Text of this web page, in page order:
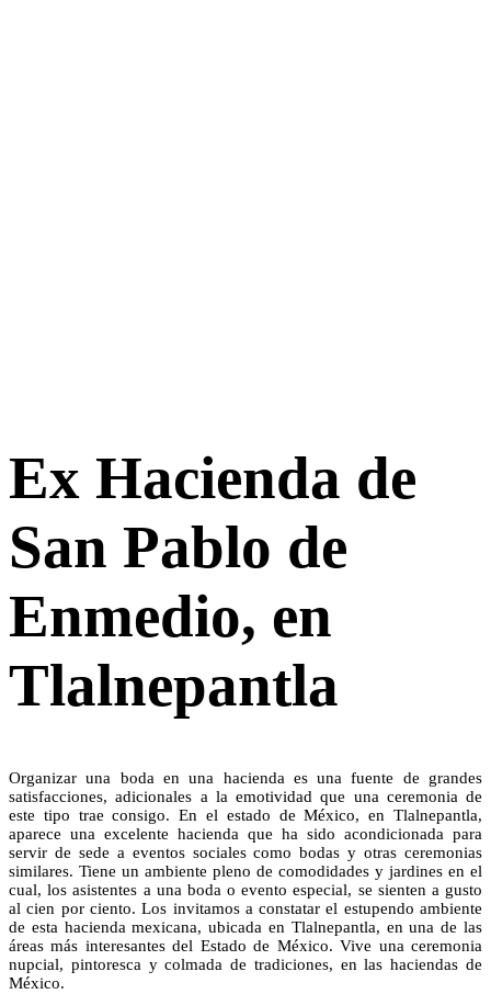
Ex Hacienda de
San Pablo de
Enmedio, en
Tlalnepantla
Organizar una boda en una hacienda es una fuente de grandes
satisfacciones, adicionales a la emotividad que una ceremonia de
este tipo trae consigo. En el estado de México, en Tlalnepantla,
aparece una excelente hacienda que ha sido acondicionada para
servir de sede a eventos sociales como bodas y otras ceremonias
similares. Tiene un ambiente pleno de comodidades y jardines en el
cual, los asistentes a una boda o evento especial, se sienten a gusto
al cien por ciento. Los invitamos a constatar el estupendo ambiente
de esta hacienda mexicana, ubicada en Tlalnepantla, en una de las
áreas más interesantes del Estado de México. Vive una ceremonia
nupcial, pintoresca y colmada de tradiciones, en las haciendas de
México.